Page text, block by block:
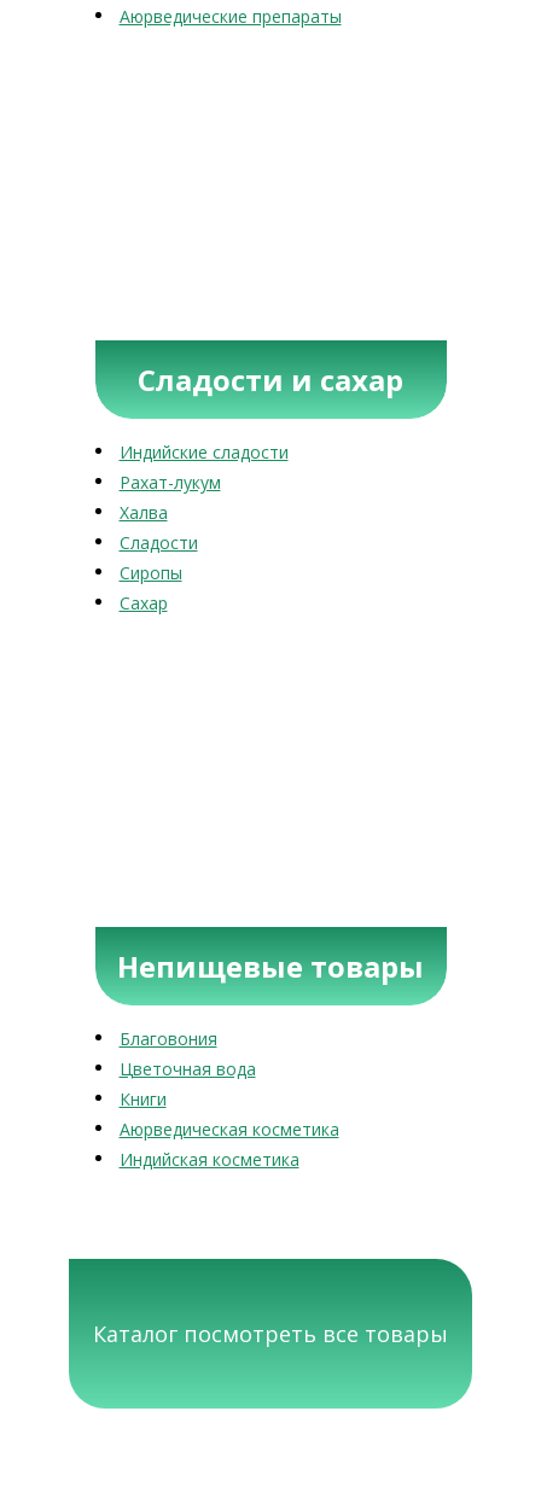
Аюрведические препараты
Сладости и сахар
Индийские сладости
Рахат-лукум
Халва
Сладости
Сиропы
Сахар
Непищевые товары
Благовония
Цветочная вода
Книги
Аюрведическая косметика
Индийская косметика
Каталог посмотреть все товары